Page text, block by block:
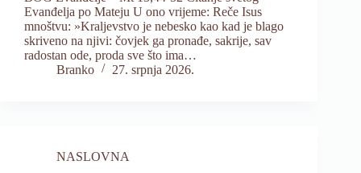
Evanđelja po Mateju U ono vrijeme: Reče Isus
mnoštvu: »Kraljevstvo je nebesko kao kad je blago
skriveno na njivi: čovjek ga pronađe, sakrije, sav
radostan ode, proda sve što ima…
Branko
27. srpnja 2026.
NASLOVNA